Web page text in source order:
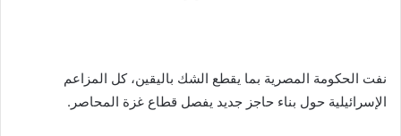
نفت الحكومة المصرية بما يقطع الشك باليقين، كل المزاعم
الإسرائيلية حول بناء حاجز جديد يفصل قطاع غزة المحاصر.